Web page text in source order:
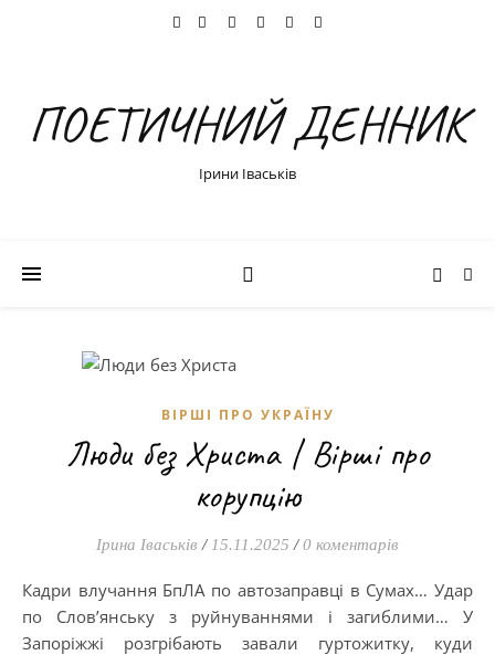
ПОЕТИЧНИЙ ДЕННИК
Ірини Іваськів
ВІРШІ ПРО УКРАЇНУ
Люди без Христа | Вірші про
корупцію
Ірина Іваськів / 15.11.2025 / 0 коментарів
Кадри влучання БпЛА по автозаправці в Сумах… Удар
по Слов’янську з руйнуваннями і загиблими… У
Запоріжжі розгрібають завали гуртожитку, куди